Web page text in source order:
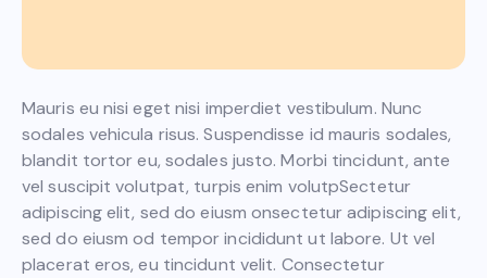
Mauris eu nisi eget nisi imperdiet vestibulum. Nunc
sodales vehicula risus. Suspendisse id mauris sodales,
blandit tortor eu, sodales justo. Morbi tincidunt, ante
vel suscipit volutpat, turpis enim volutpSectetur
adipiscing elit, sed do eiusm onsectetur adipiscing elit,
sed do eiusm od tempor incididunt ut labore. Ut vel
placerat eros, eu tincidunt velit. Consectetur